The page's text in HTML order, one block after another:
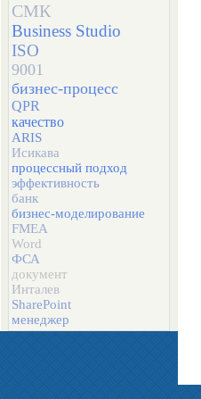
СМК
Business Studio
ISO
9001
бизнес-процесс
QPR
качество
ARIS
Исикава
процессный подход
эффективность
банк
бизнес-моделирование
FMEA
Word
ФСА
документ
Инталев
SharePoint
менеджер